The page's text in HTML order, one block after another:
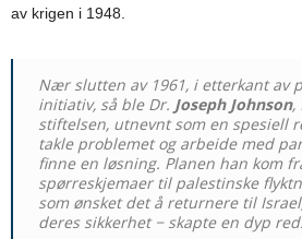
av krigen i 1948.
Nær slutten av 1961, i etterkant av
initiativ, så ble Dr. Joseph Johnson,
stiftelsen, utnevnt som en spesiell
takle problemet og arbeide med
finne en løsning. Planen han kom
spørreskjemaer til palestinske
som ønsket det å returnere til
deres sikkerhet − skapte en dyp